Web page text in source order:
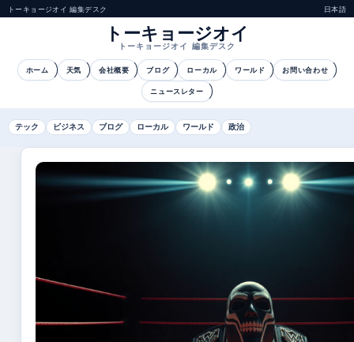
トーキョージオイ 編集デスク 日本語
トーキョージオイ
トーキョージオイ 編集デスク
ホーム 天気 会社概要 ブログ ローカル ワールド お問い合わせ
ニュースレター
テック ビジネス ブログ ローカル ワールド 政治